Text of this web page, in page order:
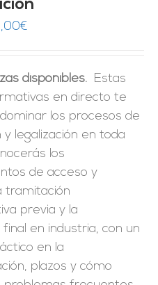
€
es:
149,00€.
disponibles. Estas
en directo te
los procesos de
legalización en toda
los
de acceso y
tramitación
previa y la
final en industria, con un
en la
plazos y cómo